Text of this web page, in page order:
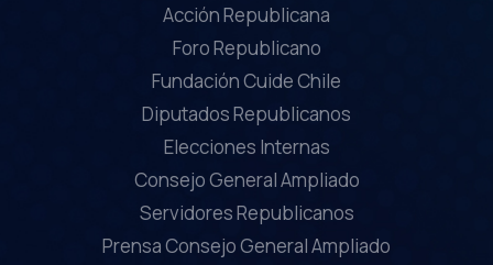
Acción Republicana
Foro Republicano
Fundación Cuide Chile
Diputados Republicanos
Elecciones Internas
Consejo General Ampliado
Servidores Republicanos
Prensa Consejo General Ampliado